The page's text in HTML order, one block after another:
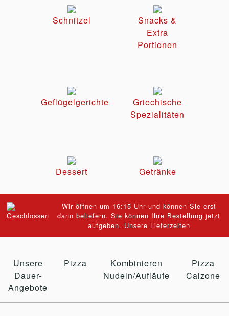
Schnitzel
Snacks &
Extra
Portionen
Geflügelgerichte
Griechische
Spezialitäten
Dessert Getränke
Wir öffnen um 16:15 Uhr und können Sie erst
dann beliefern. Sie können Ihre Bestellung jetzt
aufgeben. Unsere Lieferzeiten
Unsere
Dauer-
Angebote
Pizza
Kombinieren
Nudeln/Aufläufe
Pizza
Calzone